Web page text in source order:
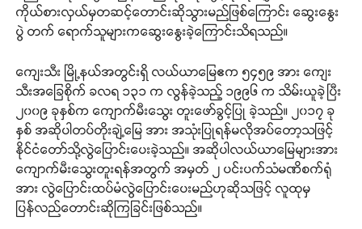
ကိုယ်စားလှယ်မှတဆင့်တောင်းဆိုသွားမည်ဖြစ်ကြောင်း ဆွေးနွေး
ပွဲ တက် ရောက်သူများကဆွေးနွေးခဲ့ကြောင်းသိရသည်။
ကျေးသီး မြို့နယ်အတွင်းရှိ လယ်ယာမြေဧက ၅၄၅၉ အား ကျေး
သီးအခြေစိုက် ခလရ ၁၃၁ က လွန်ခဲ့သည့် ၁၉၉၆ က သိမ်းယူခဲ့ပြီး
၂၀၀၉ ခုနှစ်က ကျောက်မီးသွေး တူးဖော်ခွင့်ပြု ခဲ့သည်။ ၂၀၁၇ ခု
နှစ် အဆိုပါတပ်တိုးချဲ့မြေ အား အသုံးပြုရန်မလိုအပ်တော့သဖြင့်
နိုင်ငံတော်သို့လွဲပြောင်းပေးခဲ့သည်။ အဆိုပါလယ်ယာမြေများအား
ကျောက်မီးသွေးတူးရန်အတွက် အမှတ် ၂ ပင်းပက်သံမဏိစက်ရုံ
အား လွဲပြောင်းထပ်မံလွဲပြောင်းပေးမည်ဟုဆိုသဖြင့် လူထုမှ
ပြန်လည်တောင်းဆိုကြခြင်းဖြစ်သည်။